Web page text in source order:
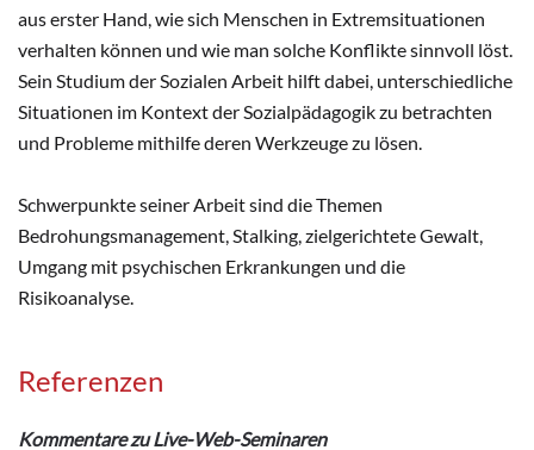
aus erster Hand, wie sich Menschen in Extremsituationen
verhalten können und wie man solche Konflikte sinnvoll löst.
Sein Studium der Sozialen Arbeit hilft dabei, unterschiedliche
Situationen im Kontext der Sozialpädagogik zu betrachten
und Probleme mithilfe deren Werkzeuge zu lösen.
Schwerpunkte seiner Arbeit sind die Themen
Bedrohungsmanagement, Stalking, zielgerichtete Gewalt,
Umgang mit psychischen Erkrankungen und die
Risikoanalyse.
Referenzen
Kommentare zu Live-Web-Seminaren